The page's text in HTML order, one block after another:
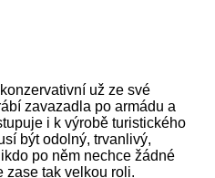
už ze své
zavazadla po armádu a
i k výrobě turistického
být odolný, trvanlivý,
po něm nechce žádné
zase tak velkou roli.